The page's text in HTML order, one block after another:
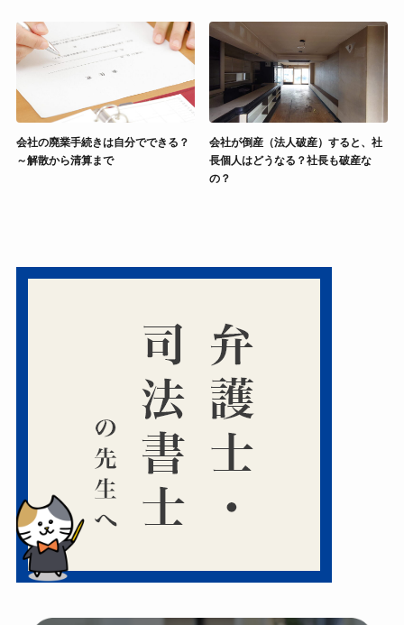
会社の廃業手続きは自分でできる？
～解散から清算まで
会社が倒産（法人破産）すると、社
長個人はどうなる？社長も破産な
の？